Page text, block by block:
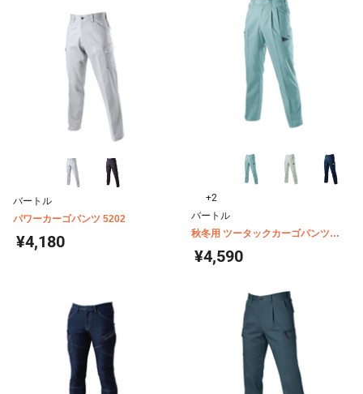
バートル
パワーカーゴパンツ 5202
¥4,180
+2
バートル
秋冬用 ツータックカーゴパンツ
6002
¥4,590